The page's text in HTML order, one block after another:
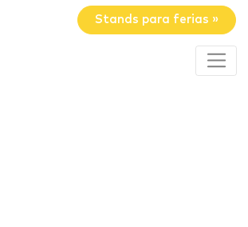
Stands para ferias »